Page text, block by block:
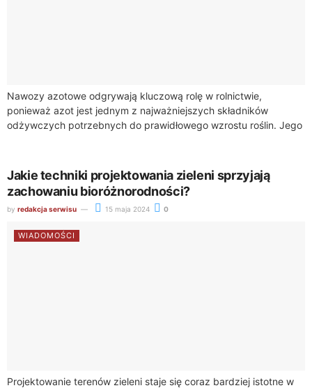
Nawozy azotowe odgrywają kluczową rolę w rolnictwie,
ponieważ azot jest jednym z najważniejszych składników
odżywczych potrzebnych do prawidłowego wzrostu roślin. Jego
Jakie techniki projektowania zieleni sprzyjają
zachowaniu bioróżnorodności?
by redakcja serwisu 15 maja 2024 0
WIADOMOŚCI
Projektowanie terenów zieleni staje się coraz bardziej istotne w